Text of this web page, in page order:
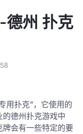
德州 扑克
用扑克”，它使用的
的德州扑克游戏中
牌会有一些特定的要